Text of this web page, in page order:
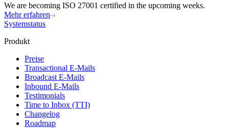
We are becoming ISO 27001 certified in the upcoming weeks.
Mehr erfahren
Systemstatus
Produkt
Preise
Transactional E-Mails
Broadcast E-Mails
Inbound E-Mails
Testimonials
Time to Inbox (TTI)
Changelog
Roadmap